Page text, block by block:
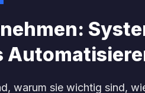
warum sie wichtig sind,